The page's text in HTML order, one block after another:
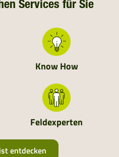
Services für Sie
Know How
Feldexperten
entdecken